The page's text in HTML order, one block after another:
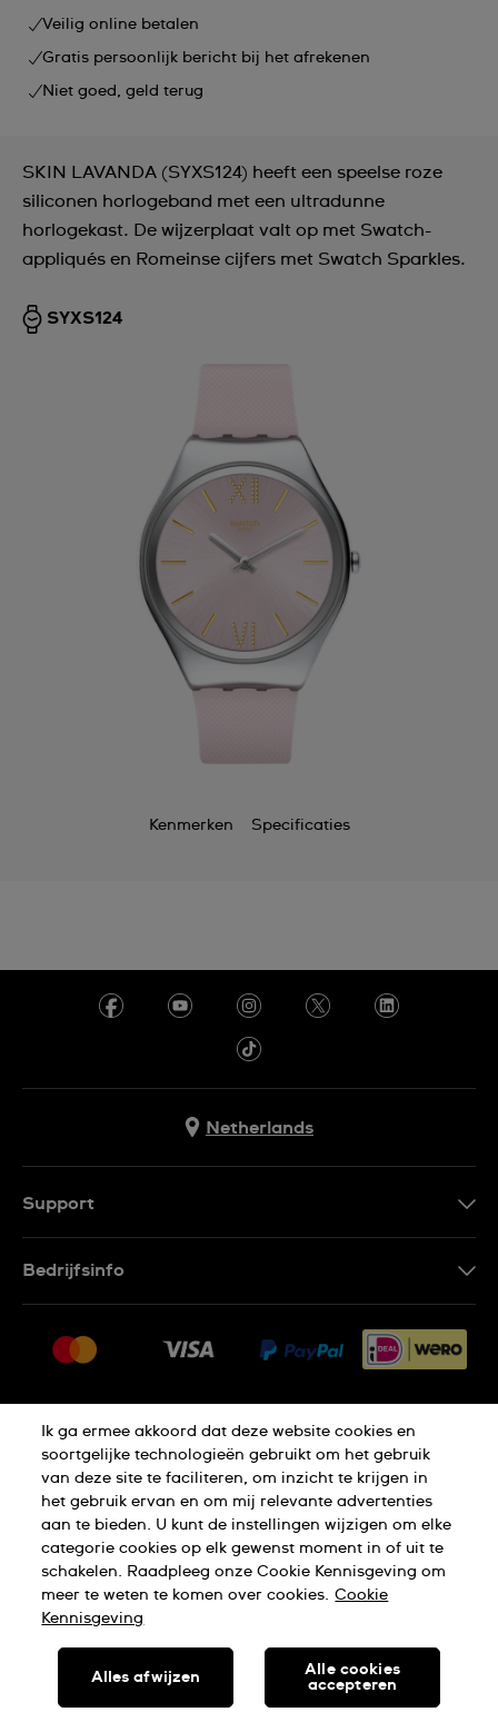
Veilig online betalen
Gratis persoonlijk bericht bij het afrekenen
Niet goed, geld terug
SKIN LAVANDA (SYXS124) heeft een speelse roze
siliconen horlogeband met een ultradunne
horlogekast. De wijzerplaat valt op met Swatch-
appliqués en Romeinse cijfers met Swatch Sparkles.
SYXS124
Kenmerken Specificaties
Netherlands
Support
Retouren
Verkoopvoorwaarden
Annulering van de overeenkomst
Bedrijfsinfo
Vacatures
Thuiswinkel certificaat
Privacy Verklaring Cookies
Gebruiksvoorwaarden
SWISS MADE
SWATCH AG 2026. ALLE RECHTEN VOORBEHOUDEN: SWISS
Ik ga ermee akkoord dat deze website cookies en
soortgelijke technologieën gebruikt om het gebruik
van deze site te faciliteren, om inzicht te krijgen in
het gebruik ervan en om mij relevante advertenties
aan te bieden. U kunt de instellingen wijzigen om elke
categorie cookies op elk gewenst moment in of uit te
schakelen. Raadpleeg onze Cookie Kennisgeving om
meer te weten te komen over cookies. Cookie
Kennisgeving
Alles afwijzen
Alle cookies
accepteren